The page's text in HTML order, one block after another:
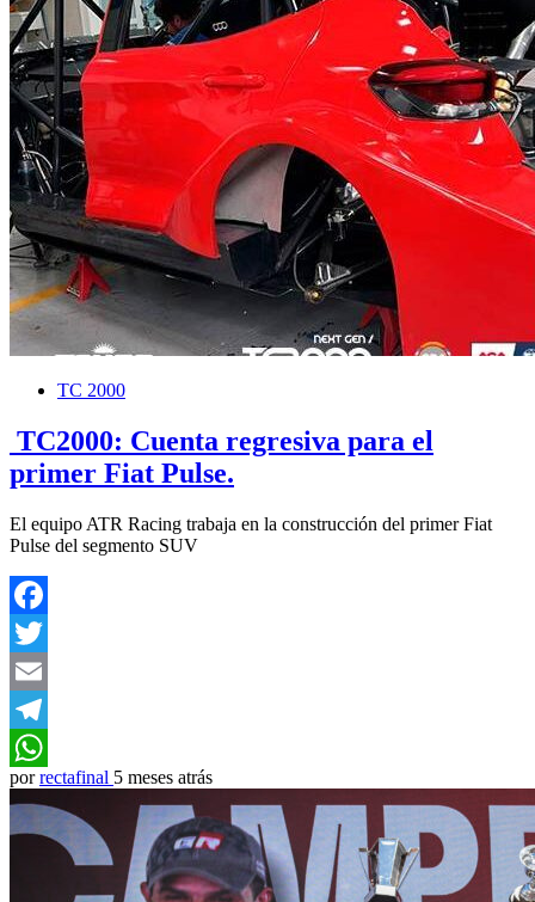
TC 2000
TC2000: Cuenta regresiva para el
primer Fiat Pulse.
El equipo ATR Racing trabaja en la construcción del primer Fiat
Pulse del segmento SUV
Facebook
Twitter
Email
Telegram
WhatsApp
por rectafinal 5 meses atrás